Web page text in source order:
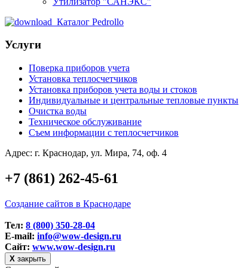
Каталог Pedrollo
Услуги
Поверка приборов учета
Установка теплосчетчиков
Установка приборов учета воды и стоков
Индивидуальные и центральные тепловые пункты
Очистка воды
Техническое обслуживание
Съем информации с теплосчетчиков
Адрес: г. Краснодар, ул. Мира, 74, оф. 4
+7 (861) 262-45-61
Создание сайтов в Краснодаре
Тел: 8 (800) 350-28-04
E-mail: info@wow-design.ru
Сайт: www.wow-design.ru
Х закрыть